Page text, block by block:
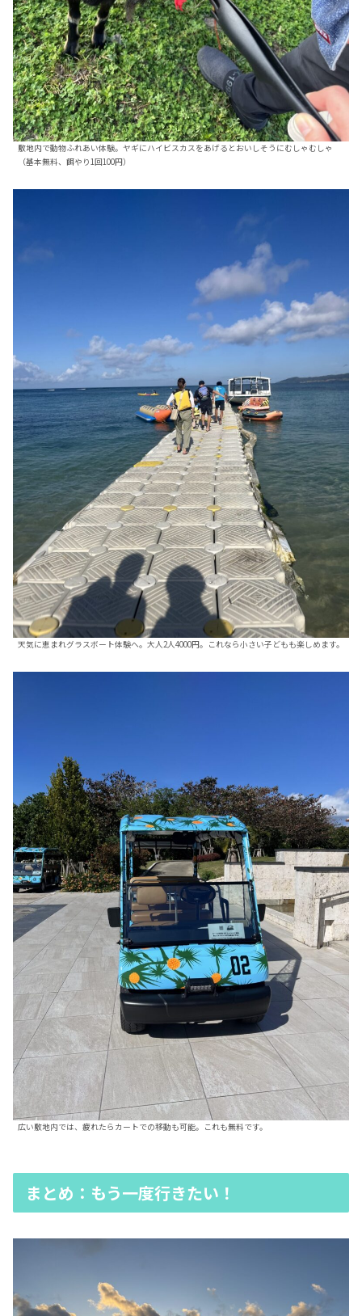
敷地内で動物ふれあい体験。ヤギにハイビスカスをあげるとおいしそうにむしゃむしゃ
（基本無料、餌やり1回100円）
天気に恵まれグラスボート体験へ。大人2人4000円。これなら小さい子どもも楽しめます。
広い敷地内では、疲れたらカートでの移動も可能。これも無料です。
まとめ：もう一度行きたい！